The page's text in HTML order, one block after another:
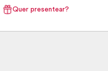
Quer presentear?